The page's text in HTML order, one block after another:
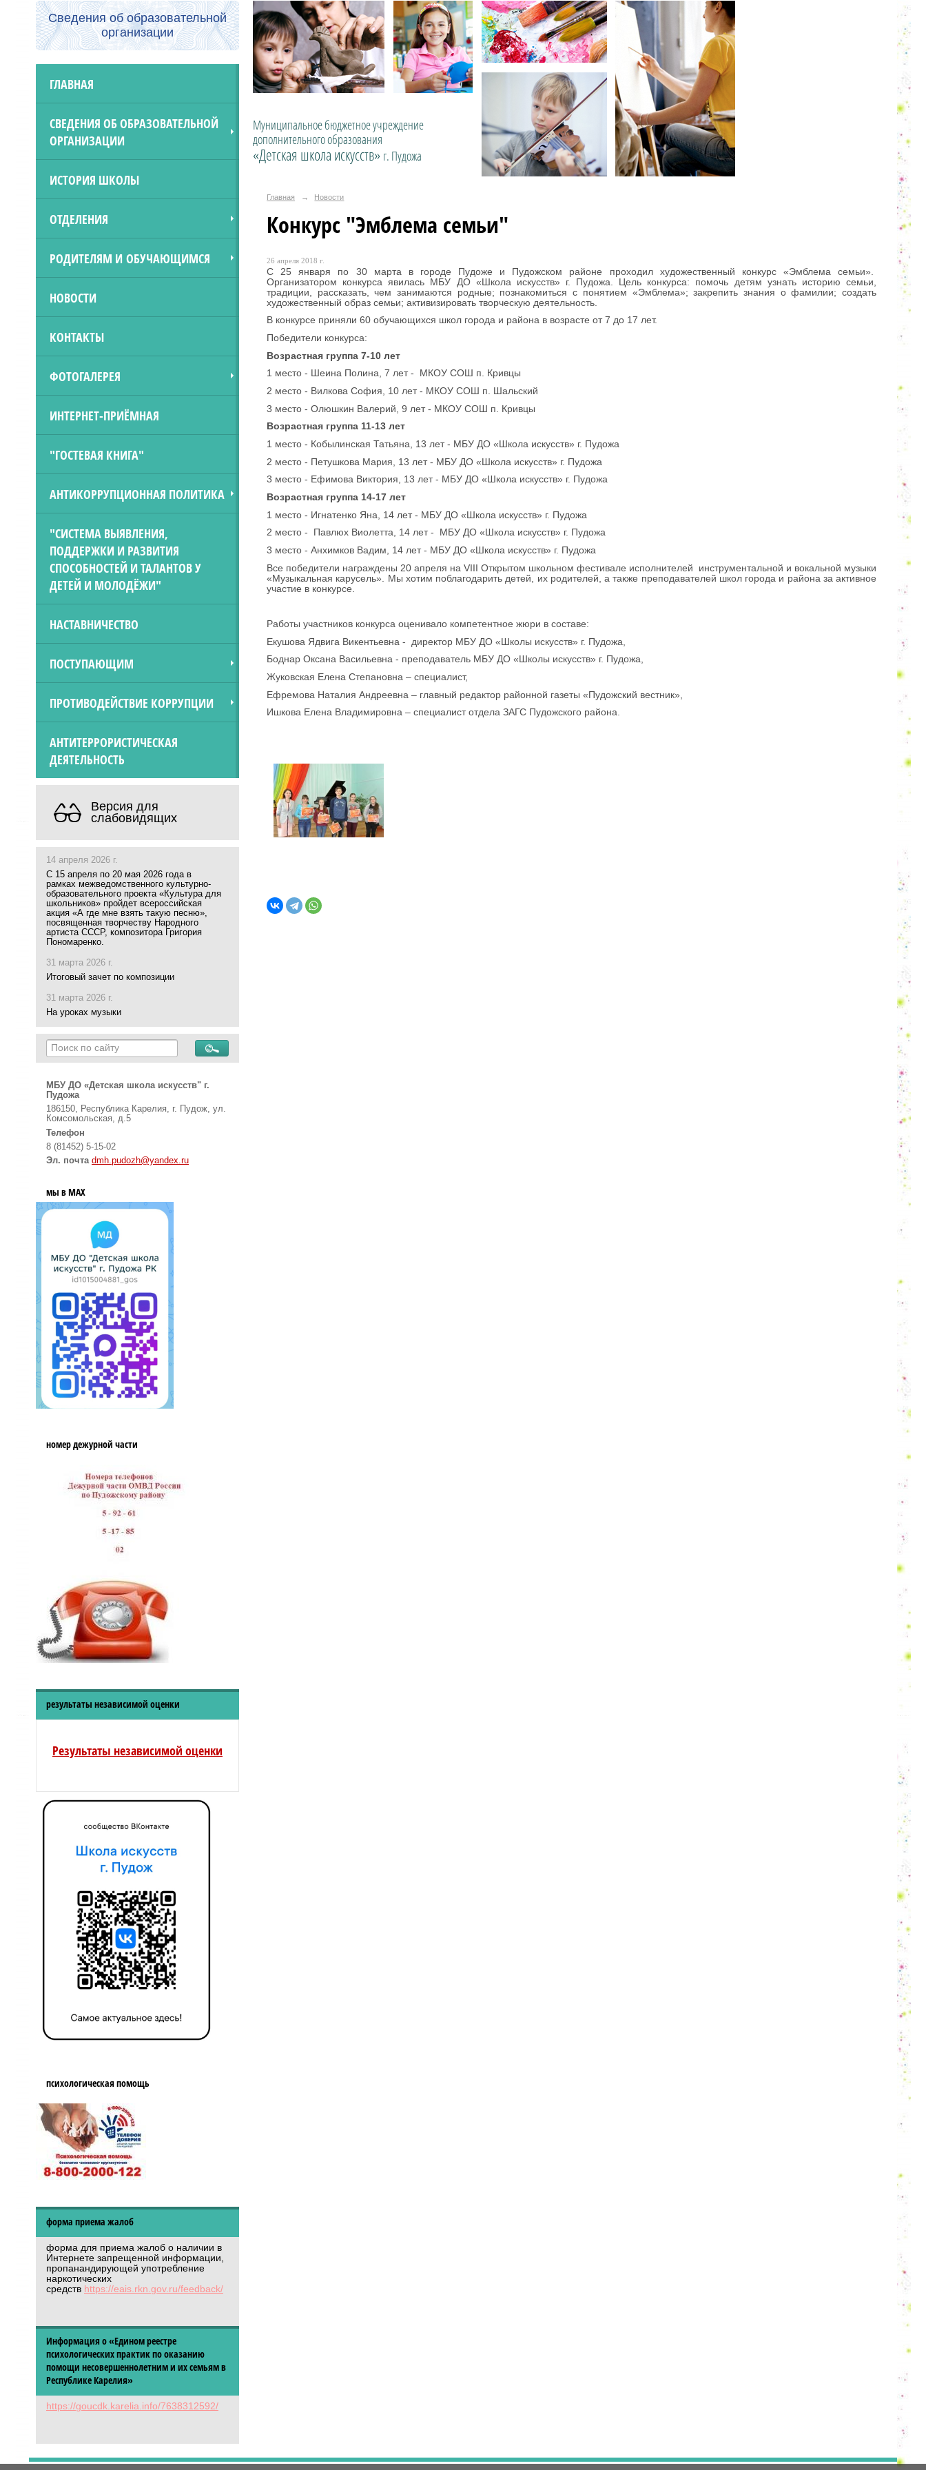
Сведения об образовательной
организации
ГЛАВНАЯ
СВЕДЕНИЯ ОБ ОБРАЗОВАТЕЛЬНОЙ
ОРГАНИЗАЦИИ
ИСТОРИЯ ШКОЛЫ
ОТДЕЛЕНИЯ
РОДИТЕЛЯМ И ОБУЧАЮЩИМСЯ
НОВОСТИ
КОНТАКТЫ
ФОТОГАЛЕРЕЯ
ИНТЕРНЕТ-ПРИЁМНАЯ
"ГОСТЕВАЯ КНИГА"
АНТИКОРРУПЦИОННАЯ ПОЛИТИКА
"СИСТЕМА ВЫЯВЛЕНИЯ,
ПОДДЕРЖКИ И РАЗВИТИЯ
СПОСОБНОСТЕЙ И ТАЛАНТОВ У
ДЕТЕЙ И МОЛОДЁЖИ"
НАСТАВНИЧЕСТВО
ПОСТУПАЮЩИМ
ПРОТИВОДЕЙСТВИЕ КОРРУПЦИИ
АНТИТЕРРОРИСТИЧЕСКАЯ
ДЕЯТЕЛЬНОСТЬ
Версия для
слабовидящих
14 апреля 2026 г.
С 15 апреля по 20 мая 2026 года в
рамках межведомственного культурно-
образовательного проекта «Культура для
школьников» пройдет всероссийская
акция «А где мне взять такую песню»,
посвященная творчеству Народного
артиста СССР, композитора Григория
Пономаренко.
31 марта 2026 г.
Итоговый зачет по композиции
31 марта 2026 г.
На уроках музыки
МБУ ДО «Детская школа искусств" г.
Пудожа
186150, Республика Карелия, г. Пудож, ул.
Комсомольская, д.5
Телефон
8 (81452) 5-15-02
Эл. почта dmh.pudozh@yandex.ru
мы в MAX
номер дежурной части
результаты независимой оценки
Результаты независимой оценки
психологическая помощь
форма приема жалоб
форма для приема жалоб о наличии в
Интернете запрещенной информации,
пропанандирующей употребление
наркотических
средств https://eais.rkn.gov.ru/feedback/
Информация о «Едином реестре
психологических практик по оказанию
помощи несовершеннолетним и их семьям в
Республике Карелия»
https://goucdk.karelia.info/7638312592/
Муниципальное бюджетное учреждение
дополнительного образования
«Детская школа искусств» г. Пудожа
Главная → Новости
Конкурс "Эмблема семьи"
26 апреля 2018 г.
С 25 января по 30 марта в городе Пудоже и Пудожском районе проходил художественный конкурс «Эмблема семьи».
Организатором конкурса явилась МБУ ДО «Школа искусств» г. Пудожа. Цель конкурса: помочь детям узнать историю семьи,
традиции, рассказать, чем занимаются родные; познакомиться с понятием «Эмблема»; закрепить знания о фамилии; создать
художественный образ семьи; активизировать творческую деятельность.
В конкурсе приняли 60 обучающихся школ города и района в возрасте от 7 до 17 лет.
Победители конкурса:
Возрастная группа 7-10 лет
1 место - Шеина Полина, 7 лет - МКОУ СОШ п. Кривцы
2 место - Вилкова София, 10 лет - МКОУ СОШ п. Шальский
3 место - Олюшкин Валерий, 9 лет - МКОУ СОШ п. Кривцы
Возрастная группа 11-13 лет
1 место - Кобылинская Татьяна, 13 лет - МБУ ДО «Школа искусств» г. Пудожа
2 место - Петушкова Мария, 13 лет - МБУ ДО «Школа искусств» г. Пудожа
3 место - Ефимова Виктория, 13 лет - МБУ ДО «Школа искусств» г. Пудожа
Возрастная группа 14-17 лет
1 место - Игнатенко Яна, 14 лет - МБУ ДО «Школа искусств» г. Пудожа
2 место - Павлюх Виолетта, 14 лет - МБУ ДО «Школа искусств» г. Пудожа
3 место - Анхимков Вадим, 14 лет - МБУ ДО «Школа искусств» г. Пудожа
Все победители награждены 20 апреля на VIII Открытом школьном фестивале исполнителей инструментальной и вокальной музыки
«Музыкальная карусель». Мы хотим поблагодарить детей, их родителей, а также преподавателей школ города и района за активное
участие в конкурсе.
Работы участников конкурса оценивало компетентное жюри в составе:
Екушова Ядвига Викентьевна - директор МБУ ДО «Школы искусств» г. Пудожа,
Боднар Оксана Васильевна - преподаватель МБУ ДО «Школы искусств» г. Пудожа,
Жуковская Елена Степановна – специалист,
Ефремова Наталия Андреевна – главный редактор районной газеты «Пудожский вестник»,
Ишкова Елена Владимировна – специалист отдела ЗАГС Пудожского района.